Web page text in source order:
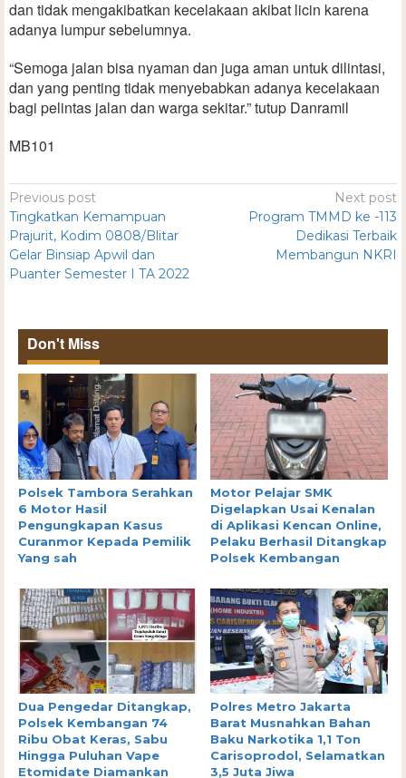
dan tidak mengakibatkan kecelakaan akibat licin karena
adanya lumpur sebelumnya.
“Semoga jalan bisa nyaman dan juga aman untuk dilintasi,
dan yang penting tidak menyebabkan adanya kecelakaan
bagi pelintas jalan dan warga sekitar.” tutup Danramil
MB101
Previous post
Tingkatkan Kemampuan
Prajurit, Kodim 0808/Blitar
Gelar Binsiap Apwil dan
Puanter Semester I TA 2022
Next post
Program TMMD ke -113
Dedikasi Terbaik
Membangun NKRI
Don't Miss
Polsek Tambora Serahkan
6 Motor Hasil
Pengungkapan Kasus
Curanmor Kepada Pemilik
Yang sah
Motor Pelajar SMK
Digelapkan Usai Kenalan
di Aplikasi Kencan Online,
Pelaku Berhasil Ditangkap
Polsek Kembangan
Dua Pengedar Ditangkap,
Polsek Kembangan 74
Ribu Obat Keras, Sabu
Hingga Puluhan Vape
Etomidate Diamankan
Polres Metro Jakarta
Barat Musnahkan Bahan
Baku Narkotika 1,1 Ton
Carisoprodol, Selamatkan
3,5 Juta Jiwa